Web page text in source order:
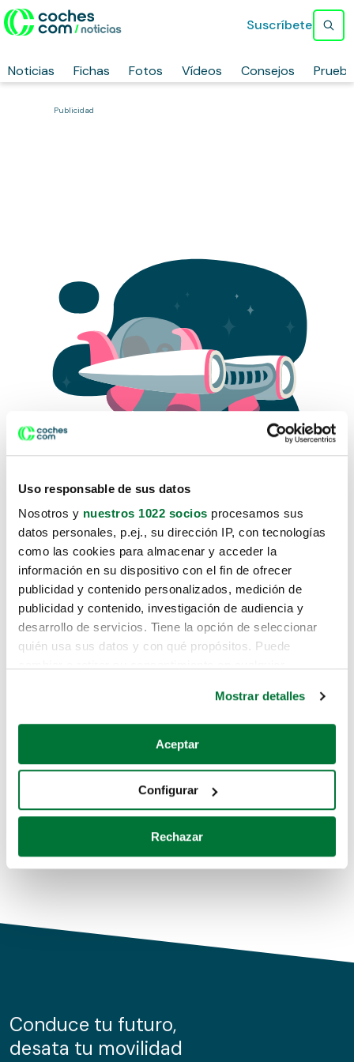
Uso responsable de sus datos
Nosotros y nuestros 1022 socios procesamos sus
datos personales, p.ej., su dirección IP, con tecnologías
como las cookies para almacenar y acceder la
información en su dispositivo con el fin de ofrecer
publicidad y contenido personalizados, medición de
publicidad y contenido, investigación de audiencia y
desarrollo de servicios. Tiene la opción de seleccionar
quién usa sus datos y con qué propósitos. Puede
Si lo permite, también quisiéramos:
Recopilar información sobre su ubicación geográfica
Identificar su dispositivo analizándolo activamente
para buscar características específicas (huellas
Obtenga más información sobre cómo se procesan sus
de cookies.
información sobre el uso que haga del sitio web con
nuestros partners de redes sociales, publicidad y análisis
Mostrar detalles
Aceptar
Configurar
Rechazar
Noticias Fichas Fotos Vídeos Consejos
Suscríbete
Publicidad
Lo sentimos, no sabemos como
te hemos traido hasta aquí.
Pero puedes encontrar el coche que estás
buscando en alguno de estos enlaces:
Coches de segunda mano
Coches de km0
Conduce tu futuro,
desata tu movilidad